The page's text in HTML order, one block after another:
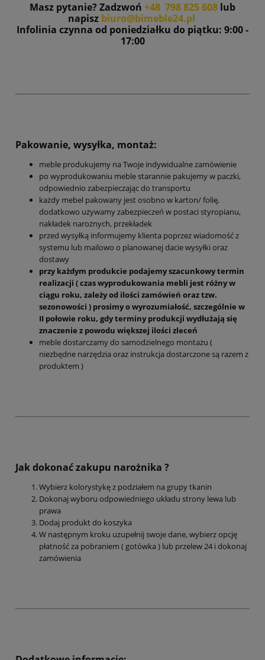
Masz pytanie? Zadzwoń +48 798 825 608 lub
napisz biuro@bimeble24.pl
Infolinia czynna od poniedziałku do piątku: 9:00 -
17:00
Pakowanie, wysyłka, montaż:
meble produkujemy na Twoje indywidualne zamówienie
po wyprodukowaniu meble starannie pakujemy w paczki,
odpowiednio zabezpieczając do transportu
każdy mebel pakowany jest osobno w karton/ folię,
dodatkowo używamy zabezpieczeń w postaci styropianu,
nakładek narożnych, przekładek
przed wysyłką informujemy klienta poprzez wiadomość z
systemu lub mailowo o planowanej dacie wysyłki oraz
dostawy
przy każdym produkcie podajemy szacunkowy termin
realizacji ( czas wyprodukowania mebli jest różny w
ciągu roku, zależy od ilości zamówień oraz tzw.
sezonowości ) prosimy o wyrozumiałość, szczególnie w
II połowie roku, gdy terminy produkcji wydłużają się
znaczenie z powodu większej ilości zleceń
meble dostarczamy do samodzielnego montażu (
niezbędne narzędzia oraz instrukcja dostarczone są razem z
produktem )
Jak dokonać zakupu narożnika ?
Wybierz kolorystykę z podziałem na grupy tkanin
Dokonaj wyboru odpowiedniego układu strony lewa lub
prawa
Dodaj produkt do koszyka
W następnym kroku uzupełnij swoje dane, wybierz opcję
płatność za pobraniem ( gotówka ) lub przelew 24 i dokonaj
zamówienia